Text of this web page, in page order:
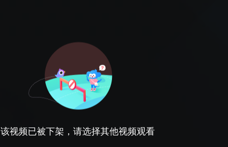
该视频已被下架，请选择其他视频观看